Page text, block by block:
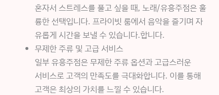
혼자서 스트레스를 풀고 싶을 때, 노래/유흥주점은 훌
륭한 선택입니다. 프라이빗 룸에서 음악을 즐기며 자
유롭게 시간을 보낼 수 있습니다.합니다.
무제한 주류 및 고급 서비스
일부 유흥주점은 무제한 주류 옵션과 고급스러운
서비스로 고객의 만족도를 극대화합니다. 이를 통해
고객은 최상의 가치를 느낄 수 있습니다.